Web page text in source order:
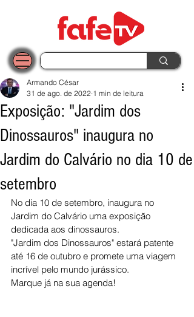
Exposição: "Jardim dos
Dinossauros" inaugura no
Jardim do Calvário no dia 10 de
setembro
Armando César
31 de ago. de 2022 1 min de leitura
No dia 10 de setembro, inaugura no
Jardim do Calvário uma exposição
dedicada aos dinossauros.
"Jardim dos Dinossauros" estará patente
até 16 de outubro e promete uma viagem
incrível pelo mundo jurássico.
Marque já na sua agenda!